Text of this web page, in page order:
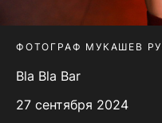
ФОТОГРАФ МУКАШЕВ
Bla Bla Bar
27 сентября 2024